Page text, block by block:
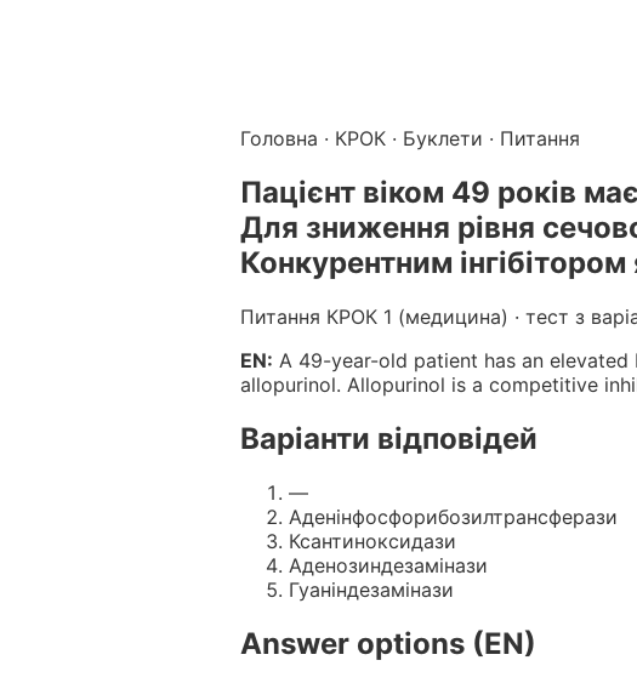
Головна · КРОК · Буклети · Питання
Пацiєнт вiком 49 рокiв
Для зниження рiвня
Конкурентним iнгiбiтором
Питання КРОК 1 (медицина) · тест з
EN: A 49-year-old patient has an
allopurinol. Allopurinol is a competitive
Варіанти відповідей
—
Аденiнфосфорибозилтрансферази
Ксантиноксидази
Аденозиндезамiнази
Гуанiндезамiнази
Answer options (EN)